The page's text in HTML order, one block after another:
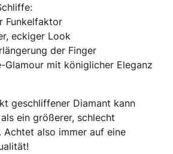
Funkelfaktor
eckiger Look
der Finger
Glamour mit königlicher Eleganz
geschliffener Diamant kann
ein größerer, schlecht
Achtet also immer auf eine